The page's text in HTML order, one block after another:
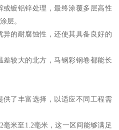
镀铝锌处理，最终涂覆多层高性
层。
的耐腐蚀性，还使其具备良好的
较大的北方，马钢彩钢卷都能长
了丰富选择，以适应不同工程需
米至1.2毫米，这一区间能够满足